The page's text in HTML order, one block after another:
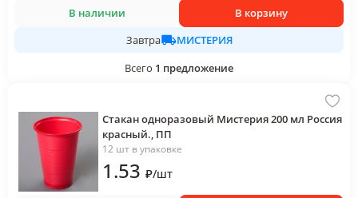
В наличии
В корзину
Завтра
МИСТЕРИЯ
Всего 1 предложение
Стакан одноразовый Мистерия 200 мл Россия
красный., ПП
12 шт в упаковке
1.53 ₽/шт